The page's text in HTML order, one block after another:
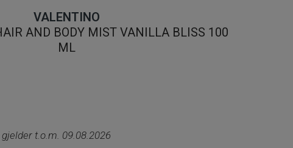
VALENTINO
AND BODY MIST VANILLA BLISS 100
ML
t.o.m. 09.08.2026